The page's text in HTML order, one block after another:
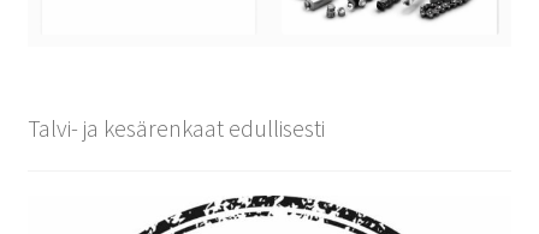
Talvi- ja kesärenkaat edullisesti